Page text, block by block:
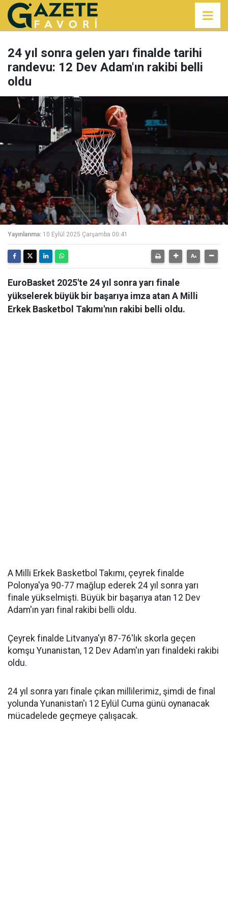
24 yıl sonra gelen yarı finalde tarihi
randevu: 12 Dev Adam'ın rakibi belli
oldu
Yayınlanma: 10 Eylül 2025 Çarşamba 00:41
EuroBasket 2025'te 24 yıl sonra yarı finale
yükselerek büyük bir başarıya imza atan A Milli
Erkek Basketbol Takımı'nın rakibi belli oldu.
A Milli Erkek Basketbol Takımı, çeyrek finalde
Polonya'ya 90-77 mağlup ederek 24 yıl sonra yarı
finale yükselmişti. Büyük bir başarıya atan 12 Dev
Adam'ın yarı final rakibi belli oldu.
Çeyrek finalde Litvanya'yı 87-76'lık skorla geçen
komşu Yunanistan, 12 Dev Adam'ın yarı finaldeki rakibi
oldu.
24 yıl sonra yarı finale çıkan millilerimiz, şimdi de final
yolunda Yunanistan'ı 12 Eylül Cuma günü oynanacak
mücadelede geçmeye çalışacak.